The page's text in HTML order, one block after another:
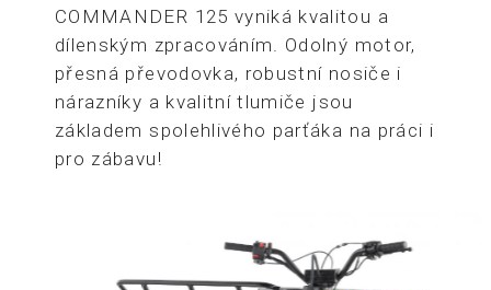
COMMANDER 125 vyniká kvalitou a
dílenským zpracováním. Odolný motor,
přesná převodovka, robustní nosiče i
nárazníky a kvalitní tlumiče jsou
základem spolehlivého parťáka na práci i
pro zábavu!